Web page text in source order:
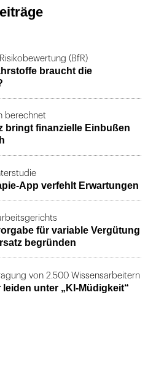
(BfR)
braucht die
berechnet
bringt finanzielle Einbußen
App verfehlt Erwartungen
für variable Vergütung
begründen
von 2.500 Wissensarbeitern
unter „KI-Müdigkeit“